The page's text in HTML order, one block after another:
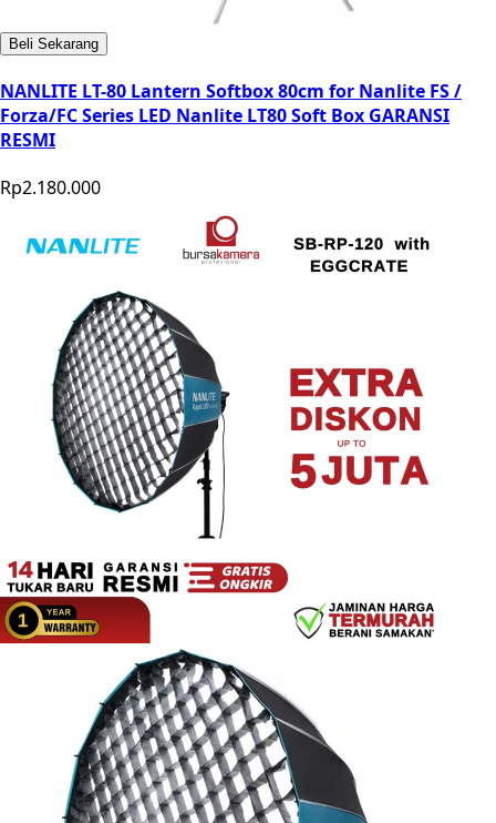
Beli Sekarang
NANLITE LT-80 Lantern Softbox 80cm for Nanlite FS /
Forza/FC Series LED Nanlite LT80 Soft Box GARANSI
RESMI
Rp2.180.000